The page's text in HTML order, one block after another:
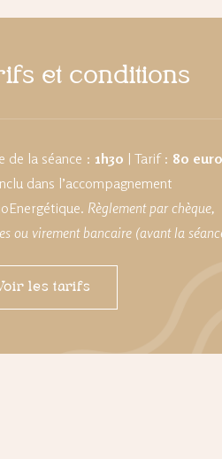
et conditions
de la séance : 1h30 | Tarif : 80
dans l’accompagnement
. Règlement par chèque,
ou virement bancaire (avant la
les tarifs